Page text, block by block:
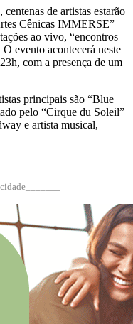
de artistas estarão
Cênicas IMMERSE”
ao vivo, “encontros
evento acontecerá neste
com a presença de um
principais são “Blue
pelo “Cirque du Soleil”
e artista musical,